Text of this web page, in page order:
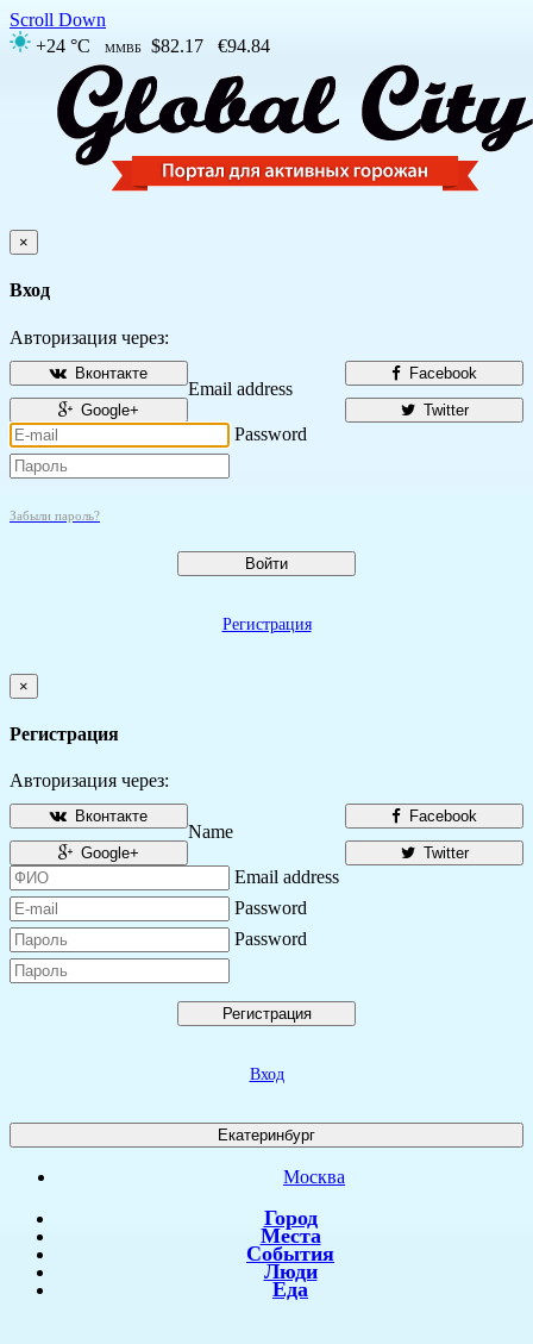
Scroll Down
+24 °C
ММВБ $82.17 €94.84
×
Вход
Авторизация через:
Facebook
Вконтакте
Twitter
Google+
Email address
Password
Забыли пароль?
Войти
Регистрация
×
Регистрация
Авторизация через:
Facebook
Вконтакте
Twitter
Google+
Name
Email address
Password
Password
Регистрация
Вход
Екатеринбург
Москва
Город
Места
События
Люди
Еда